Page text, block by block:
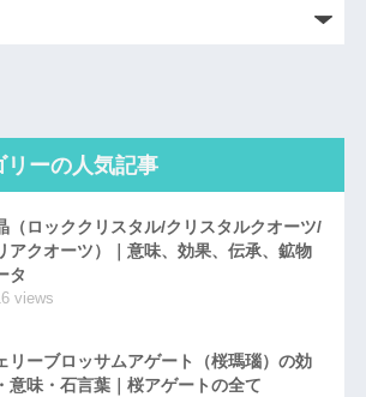
リーの人気記事
（ロッククリスタル/クリスタルクオーツ/
アクオーツ）｜意味、効果、伝承、鉱物
タ
views
リーブロッサムアゲート（桜瑪瑙）の効
意味・石言葉｜桜アゲートの全て